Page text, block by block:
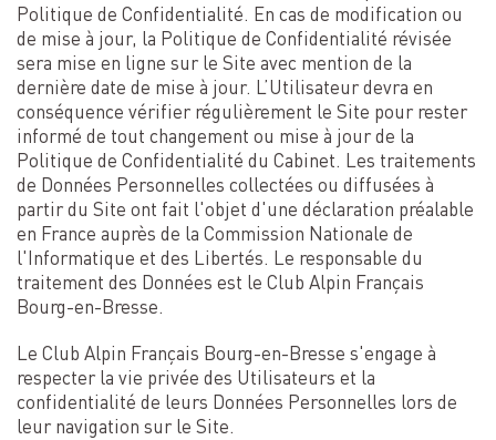
Politique de Confidentialité. En cas de modification ou
de mise à jour, la Politique de Confidentialité révisée
sera mise en ligne sur le Site avec mention de la
dernière date de mise à jour. L’Utilisateur devra en
conséquence vérifier régulièrement le Site pour rester
informé de tout changement ou mise à jour de la
Politique de Confidentialité du Cabinet. Les traitements
de Données Personnelles collectées ou diffusées à
partir du Site ont fait l'objet d'une déclaration préalable
en France auprès de la Commission Nationale de
l'Informatique et des Libertés. Le responsable du
traitement des Données est le Club Alpin Français
Bourg-en-Bresse.
Le Club Alpin Français Bourg-en-Bresse s'engage à
respecter la vie privée des Utilisateurs et la
confidentialité de leurs Données Personnelles lors de
leur navigation sur le Site.